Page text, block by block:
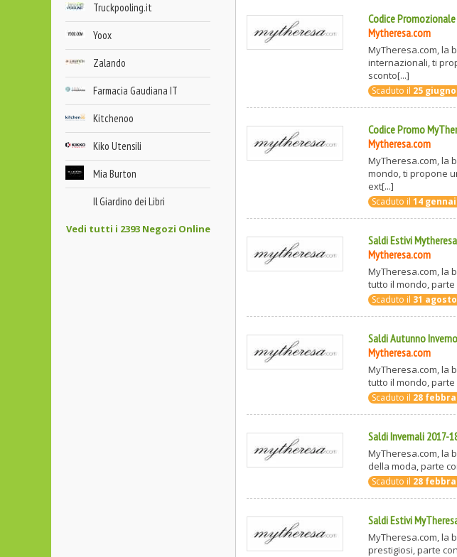
Truckpooling.it
Yoox
Zalando
Farmacia Gaudiana IT
Kitchenoo
Kiko Utensili
Mia Burton
Il Giardino dei Libri
Vedi tutti i 2393 Negozi Online
Codice
Mytheresa.com
MyTheresa.com, la
internazionali, ti
sconto[...]
Scaduto il 25
Codice Promo
Mytheresa.com
MyTheresa.com, la
mondo, ti propone
ext[...]
Scaduto il14
Saldi Estivi
Mytheresa.com
MyTheresa.com, la
tutto il mondo, parte
Scaduto il 31
Saldi Autunno
Mytheresa.com
MyTheresa.com, la
tutto il mondo, parte
Scaduto il 28
Saldi Invernali 2017-
MyTheresa.com, la
della moda, parte
Scaduto il 28
Saldi Estivi
MyTheresa.com, la
prestigiosi, parte